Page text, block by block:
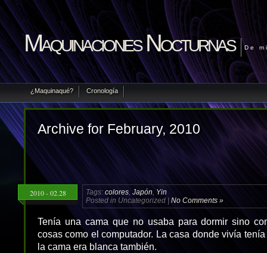
Maquinaciones Nocturnas De
¿Maquinaqué? Cronología
Archive for February, 2010
2010 - 02.28 Tags: colores Japón Yin
Posted in Uncategorized | No Comments »
Tenía una cama que no usaba para dormir sino
cosas como el computador. La casa donde vivía
la cama era blanca también.